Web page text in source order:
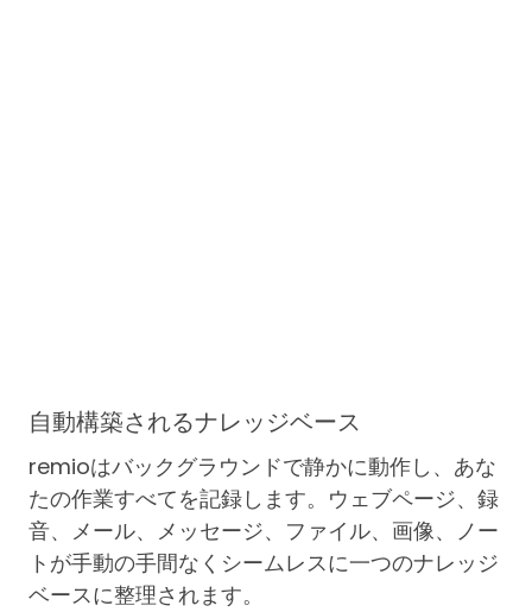
自動構築されるナレッジベース
remioはバックグラウンドで静かに動作し、あな
たの作業すべてを記録します。ウェブページ、録
音、メール、メッセージ、ファイル、画像、ノー
トが手動の手間なくシームレスに一つのナレッジ
ベースに整理されます。